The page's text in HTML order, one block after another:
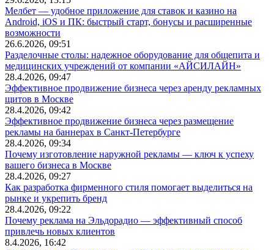
Мелбет — удобное приложение для ставок и казино на
Android, iOS и ПК: быстрый старт, бонусы и расширенные
возможности
26.6.2026, 09:51
Разделочные столы: надежное оборудование для общепита и
медицинских учреждений от компании «АЙСИЛАЙН»
28.4.2026, 09:47
Эффективное продвижение бизнеса через аренду рекламных
щитов в Москве
28.4.2026, 09:42
Эффективное продвижение бизнеса через размещение
рекламы на баннерах в Санкт-Петербурге
28.4.2026, 09:34
Почему изготовление наружной рекламы — ключ к успеху
вашего бизнеса в Москве
28.4.2026, 09:27
Как разработка фирменного стиля помогает выделиться на
рынке и укрепить бренд
28.4.2026, 09:22
Почему реклама на Эльдорадио — эффективный способ
привлечь новых клиентов
8.4.2026, 16:42